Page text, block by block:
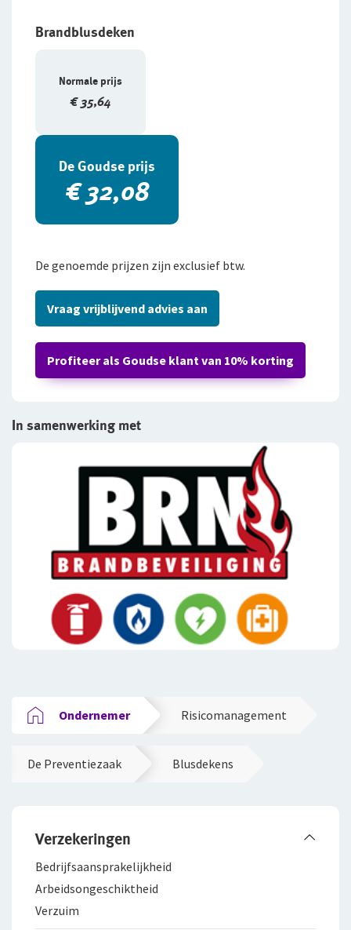
Brandblusdeken
Normale prijs
€ 35,64
De Goudse prijs
€ 32,08
De genoemde prijzen zijn exclusief btw.
Vraag vrijblijvend advies aan
Profiteer als Goudse klant van 10% korting
In samenwerking met
Ondernemer Risicomanagement
De Preventiezaak Blusdekens
Verzekeringen
Bedrijfsaanspra­kelijkheid
Arbeidsongeschiktheid
Verzuim